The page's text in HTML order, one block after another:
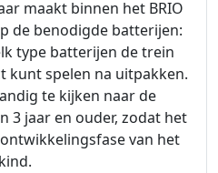
maakt binnen het BRIO
de benodigde batterijen:
type batterijen de trein
kunt spelen na uitpakken.
te kijken naar de
3 jaar en ouder, zodat het
van het
kind.